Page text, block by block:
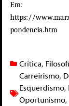
Em:
https://
pondencia.htm
Crítica,
Carreirismo,
Esquerdismo,
Oportunismo,